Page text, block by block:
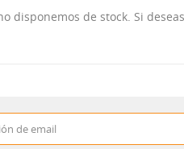
disponemos de stock. Si